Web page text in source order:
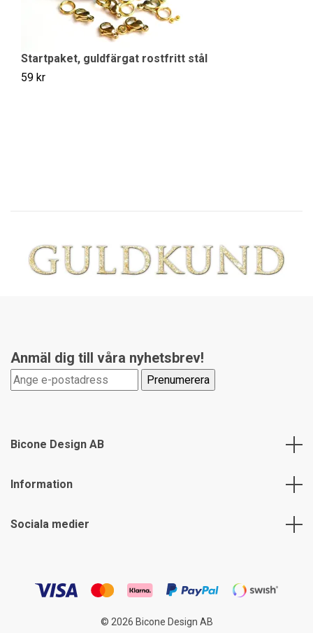
Startpaket, guldfärgat rostfritt stål
59 kr
Anmäl dig till våra nyhetsbrev!
Bicone Design AB
Information
Sociala medier
© 2026 Bicone Design AB